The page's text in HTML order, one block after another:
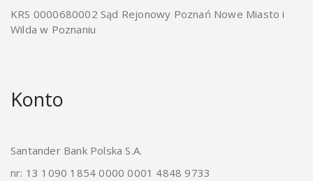
KRS 0000680002 Sąd Rejonowy Poznań Nowe Miasto i
Wilda w Poznaniu
Konto
Santander Bank Polska S.A.
nr: 13 1090 1854 0000 0001 4848 9733